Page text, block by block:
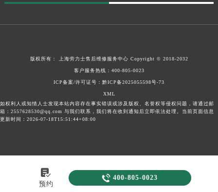
版权所有： 上海劳力士售后维修服务中心 Copyright © 2018-2032
客户服务热线： 400-805-0023
ICP备案/许可证号：黔ICP备2025055598号-73
XML
如权利人或知情人士发现本站内容存在事实错误或涉及版权、名誉权等侵权问题，请通过邮
箱：2557628530@qq.com 与我们联系，我们将在收到通知后立即依法处理。当前页面信息
更新时间：2026-07-18T15:51:44+08:00

预约
 400-805-0023